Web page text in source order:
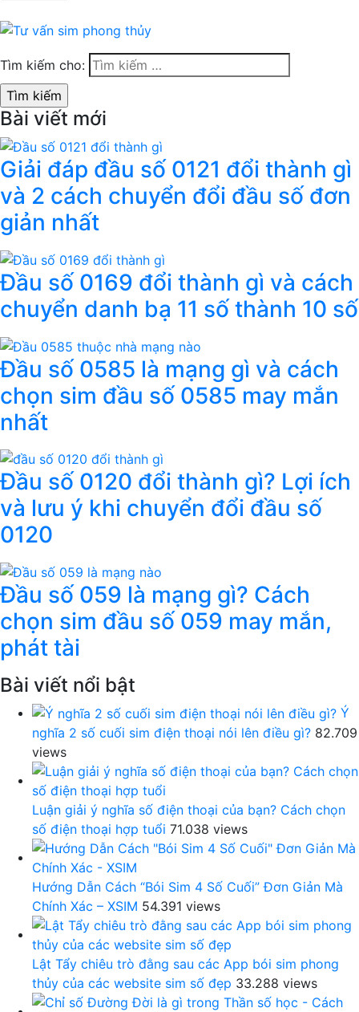
Tìm kiếm cho:
Bài viết mới
Giải đáp đầu số 0121 đổi thành gì
và 2 cách chuyển đổi đầu số đơn
giản nhất
Đầu số 0169 đổi thành gì và cách
chuyển danh bạ 11 số thành 10 số
Đầu số 0585 là mạng gì và cách
chọn sim đầu số 0585 may mắn
nhất
Đầu số 0120 đổi thành gì? Lợi ích
và lưu ý khi chuyển đổi đầu số
0120
Đầu số 059 là mạng gì? Cách
chọn sim đầu số 059 may mắn,
phát tài
Bài viết nổi bật
Ý
nghĩa 2 số cuối sim điện thoại nói lên điều gì? 82.709
views
Luận giải ý nghĩa số điện thoại của bạn? Cách chọn
số điện thoại hợp tuổi 71.038 views
Hướng Dẫn Cách “Bói Sim 4 Số Cuối” Đơn Giản Mà
Chính Xác – XSIM 54.391 views
Lật Tẩy chiêu trò đằng sau các App bói sim phong
thủy của các website sim số đẹp 33.288 views